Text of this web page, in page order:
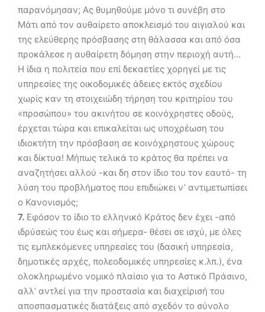
παρανόμησαν; Ας θυμηθούμε μόνο τι συνέβη στο
Μάτι από τον αυθαίρετο αποκλεισμό του αιγιαλού και
της ελεύθερης πρόσβασης στη θάλασσα και από όσα
προκάλεσε η αυθαίρετη δόμηση στην περιοχή αυτή…
Η ίδια η πολιτεία που επί δεκαετίες χορηγεί με τις
υπηρεσίες της οικοδομικές άδειες εκτός σχεδίου
χωρίς καν τη στοιχειώδη τήρηση του κριτηρίου του
«προσώπου» του ακινήτου σε κοινόχρηστες οδούς,
έρχεται τώρα και επικαλείται ως υποχρέωση του
ιδιοκτήτη την πρόσβαση σε κοινόχρηστους χώρους
και δίκτυα! Μήπως τελικά το κράτος θα πρέπει να
αναζητήσει αλλού -και δη στον ίδιο του τον εαυτό- τη
λύση του προβλήματος που επιδιώκει ν’ αντιμετωπίσει
ο Κανονισμός;
7. Εφόσον το ίδιο το ελληνικό Κράτος δεν έχει -από
ιδρύσεώς του έως και σήμερα- θέσει σε ισχύ, με όλες
τις εμπλεκόμενες υπηρεσίες του (δασική υπηρεσία,
δημοτικές αρχές, πολεοδομικές υπηρεσίες κ.λπ.), ένα
ολοκληρωμένο νομικό πλαίσιο για το Αστικό Πράσινο,
αλλ’ αντλεί για την προστασία και διαχείρισή του
αποσπασματικές διατάξεις από σχεδόν το σύνολο